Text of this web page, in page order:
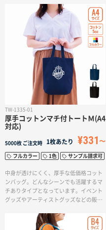
ためアパレルや雑貨が入れやすく、配布
アイテムとしてエコバッグに最適。ま
た、イベントグッズやアーティストグッ
ズなどの販売用としてもご利用いただけ
ます。また印刷方法も単色からフルカラ
ー印刷まで対応しており、お好みのデザ
インでオリジナルトートバッグをリーズ
ナブルに作成出来ます。
TW-1335-01
厚手コットンマチ付トートＭ(A4
対応)
5000枚 ご注文時 1枚あたり ¥331
フルカラー 1色 サンプル請求可
中身が透けにくく、厚手な低価格コット
ンバッグ。どんなシーンでも活躍するマ
チありタイプとなっています。イベント
グッズやアーティストグッズなどの販売
法も単色からフルカラー印刷まで対応し
ており、お好みのデザインでオリジナル